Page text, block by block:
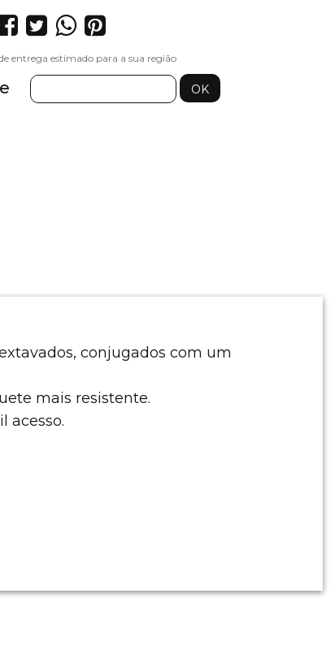
conjugados com um
mais resistente.
acesso.